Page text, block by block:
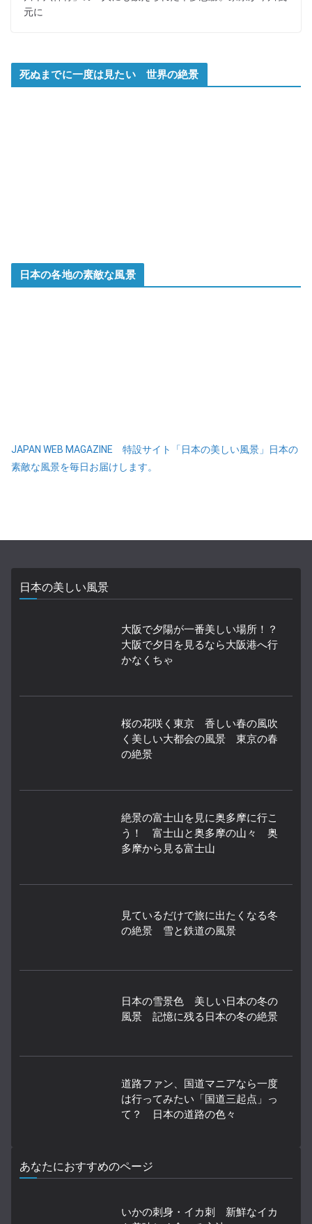
元に
死ぬまでに一度は見たい 世界の絶景
日本の各地の素敵な風景
JAPAN WEB MAGAZINE 特設サイト「日本の美しい風景」日本の
素敵な風景を毎日お届けします。
日本の美しい風景
大阪で夕陽が一番美しい場所！？
大阪で夕日を見るなら大阪港へ行
かなくちゃ
桜の花咲く東京 香しい春の風吹
く美しい大都会の風景 東京の春
の絶景
絶景の富士山を見に奥多摩に行こ
う！ 富士山と奥多摩の山々 奥
多摩から見る富士山
見ているだけで旅に出たくなる冬
の絶景 雪と鉄道の風景
日本の雪景色 美しい日本の冬の
風景 記憶に残る日本の冬の絶景
道路ファン、国道マニアなら一度
は行ってみたい「国道三起点」っ
て？ 日本の道路の色々
あなたにおすすめのページ
いかの刺身・イカ刺 新鮮なイカ